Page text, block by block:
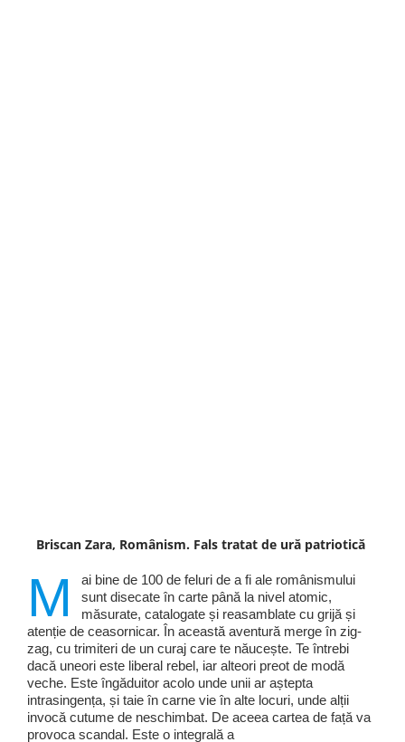
Briscan Zara, Românism. Fals tratat de ură patriotică
M
ai bine de 100 de feluri de a fi ale românismului
sunt disecate în carte până la nivel atomic,
măsurate, catalogate și reasamblate cu grijă și
atenție de ceasornicar. În această aventură merge în zig-
zag, cu trimiteri de un curaj care te năucește. Te întrebi
dacă uneori este liberal rebel, iar alteori preot de modă
veche. Este îngăduitor acolo unde unii ar aștepta
intrasingența, și taie în carne vie în alte locuri, unde alții
invocă cutume de neschimbat. De aceea cartea de față va
provoca scandal. Este o integrală a